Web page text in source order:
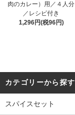
肉のカレー）用／４人分
／レシピ付き
1,296円(税96円)
カテゴリーから探す
スパイスセット